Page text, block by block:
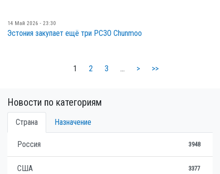
14 Май 2026 - 23:30
Эстония закупает ещё три РСЗО Chunmoo
1 2 3 … > >>
Новости по категориям
Страна Назначение
Россия 3948
США 3377